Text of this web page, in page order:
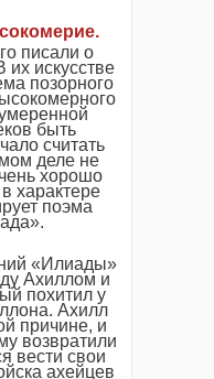
писали о
искусстве
позорного
быть
считать
деле не
хорошо
характере
поэма
«Илиады»
Ахиллом и
похитил у
Ахилл
причине, и
возвратили
вести свои
ахейцев